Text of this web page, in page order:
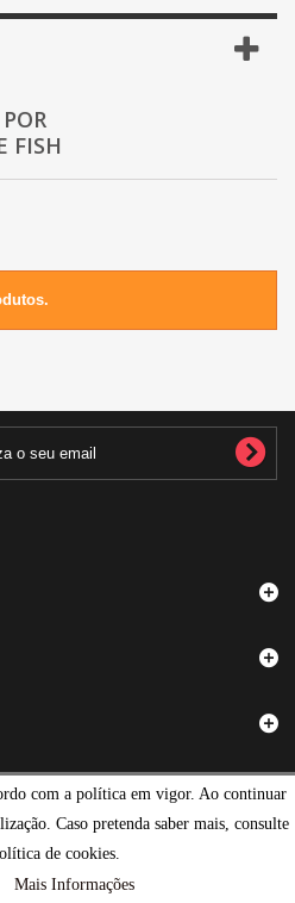
com a política em vigor. Ao continuar
Caso pretenda saber mais, consulte
de cookies.
Mais Informações
FISH